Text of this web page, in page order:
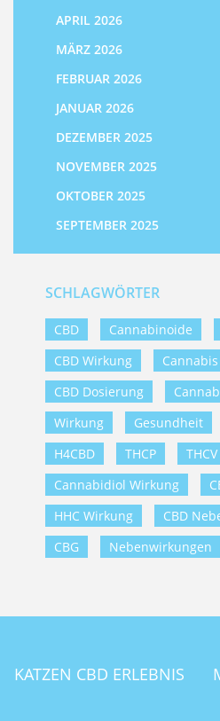
APRIL 2026
MÄRZ 2026
FEBRUAR 2026
JANUAR 2026
DEZEMBER 2025
NOVEMBER 2025
OKTOBER 2025
SEPTEMBER 2025
SCHLAGWÖRTER
CBD Cannabinoide
CBD Wirkung
Cannabis
CBD Dosierung
Wirkung
Gesundheit
H4CBD
THCP
THCV
Cannabidiol Wirkung
HHC Wirkung
CBD
CBG
Nebenwirkungen
KATZEN CBD ERLEBNIS